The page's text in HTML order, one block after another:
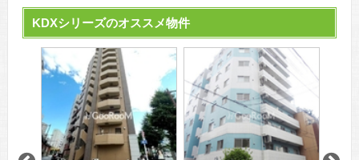
KDXシリーズのオススメ物件